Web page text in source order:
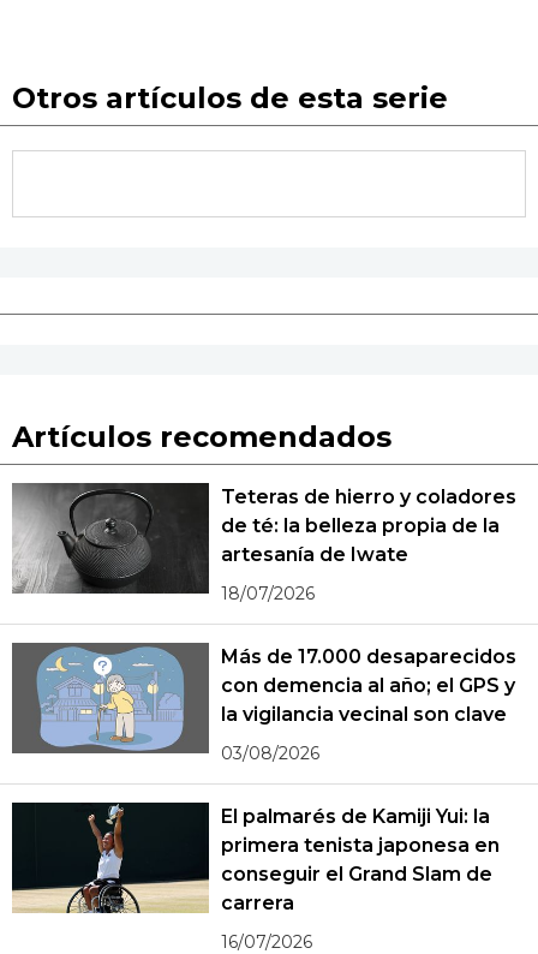
Otros artículos de esta serie
Artículos recomendados
Teteras de hierro y coladores
de té: la belleza propia de la
artesanía de Iwate
18/07/2026
Más de 17.000 desaparecidos
con demencia al año; el GPS y
la vigilancia vecinal son clave
03/08/2026
El palmarés de Kamiji Yui: la
primera tenista japonesa en
conseguir el Grand Slam de
carrera
16/07/2026